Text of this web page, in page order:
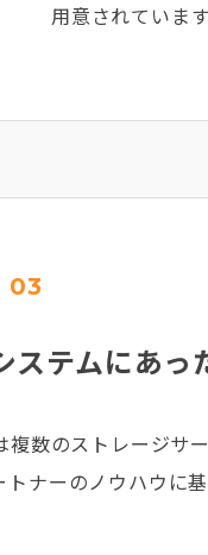
用意されていま
03
ステムにあっ
複数のストレージサ
トナーのノウハウに